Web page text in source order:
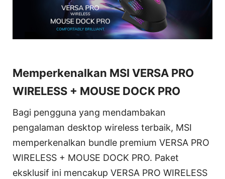
Memperkenalkan MSI VERSA PRO
WIRELESS + MOUSE DOCK PRO
Bagi pengguna yang mendambakan
pengalaman desktop wireless terbaik, MSI
memperkenalkan bundle premium VERSA PRO
WIRELESS + MOUSE DOCK PRO. Paket
eksklusif ini mencakup VERSA PRO WIRELESS